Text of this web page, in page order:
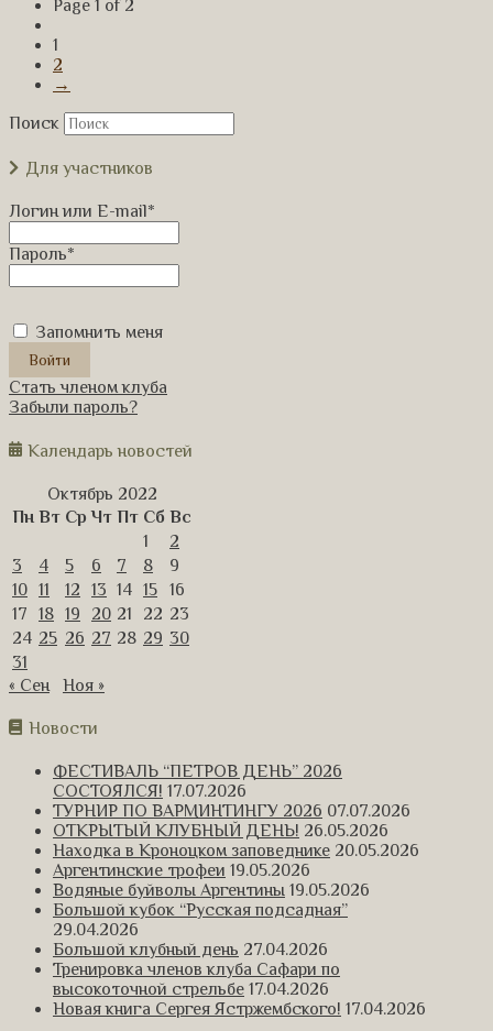
Page 1 of 2
1
2
→
Поиск
Для участников
Логин или E-mail*
Пароль*
Запомнить меня
Стать членом клуба
Забыли пароль?
Календарь новостей
Октябрь 2022
Пн Вт Ср Чт Пт Сб Вс
1
2
3
4 5 6 7 8
9
10 11 12 13 14 15
16
17
18 19 20 21 22 23
24 25 26 27 28 29 30
31
« Сен
Ноя »
Новости
ФЕСТИВАЛЬ “ПЕТРОВ ДЕНЬ” 2026
СОСТОЯЛСЯ! 17.07.2026
ТУРНИР ПО ВАРМИНТИНГУ 2026 07.07.2026
ОТКРЫТЫЙ КЛУБНЫЙ ДЕНЬ! 26.05.2026
Находка в Кроноцком заповеднике 20.05.2026
Аргентинские трофеи 19.05.2026
Водяные буйволы Аргентины 19.05.2026
Большой кубок “Русская подсадная”
29.04.2026
Большой клубный день 27.04.2026
Тренировка членов клуба Сафари по
высокоточной стрельбе 17.04.2026
Новая книга Сергея Ястржембского! 17.04.2026